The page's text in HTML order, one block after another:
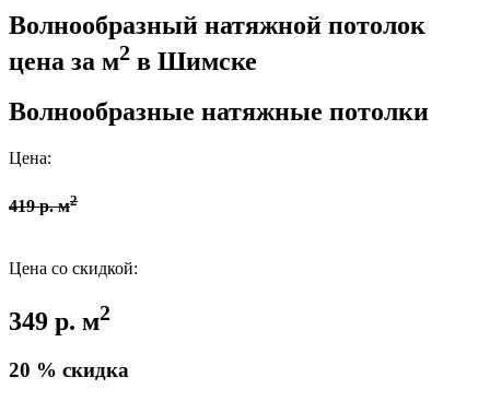
Волнообразный натяжной потолок
цена за м2 в Шимске
Волнообразные натяжные потолки
Цена:
419 р. м2
Цена со скидкой:
349 р. м2
20 % скидка